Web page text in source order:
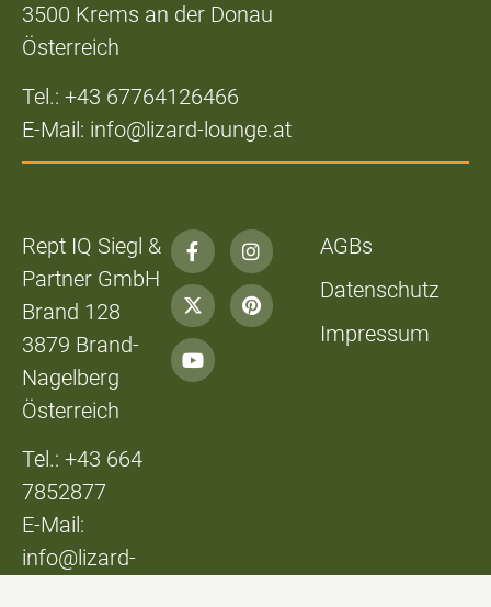
3500 Krems an der Donau
Österreich
Tel.: +43 67764126466
E-Mail: info@lizard-lounge.at
Rept IQ Siegl &
Partner GmbH
Brand 128
3879 Brand-
Nagelberg
Österreich
Tel.: +43 664
7852877
E-Mail:
info@lizard-
AGBs
Datenschutz
Impressum